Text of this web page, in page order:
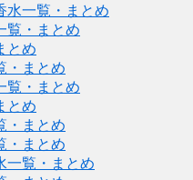
水一覧・まとめ
覧・まとめ
とめ
・まとめ
覧・まとめ
とめ
・まとめ
・まとめ
一覧・まとめ